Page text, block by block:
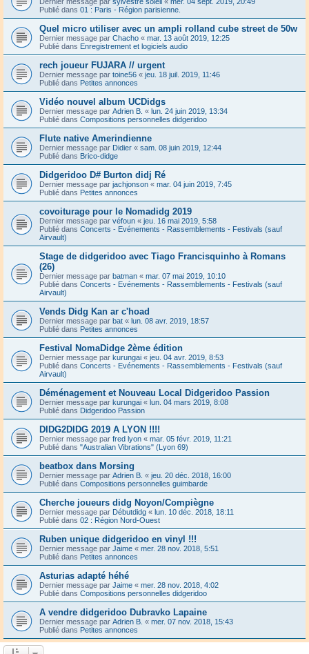
Publié dans 01 : Paris - Région parisienne.
Quel micro utiliser avec un ampli rolland cube street de 50w
Dernier message par Chacho « mar. 13 août 2019, 12:25
Publié dans Enregistrement et logiciels audio
rech joueur FUJARA // urgent
Dernier message par toine56 « jeu. 18 juil. 2019, 11:46
Publié dans Petites annonces
Vidéo nouvel album UCDidgs
Dernier message par Adrien B. « lun. 24 juin 2019, 13:34
Publié dans Compositions personnelles didgeridoo
Flute native Amerindienne
Dernier message par Didier « sam. 08 juin 2019, 12:44
Publié dans Brico-didge
Didgeridoo D# Burton didj Ré
Dernier message par jachjonson « mar. 04 juin 2019, 7:45
Publié dans Petites annonces
covoiturage pour le Nomadidg 2019
Dernier message par véfoun « jeu. 16 mai 2019, 5:58
Publié dans Concerts - Evénements - Rassemblements - Festivals (sauf
Airvault)
Stage de didgeridoo avec Tiago Francisquinho à Romans
(26)
Dernier message par batman « mar. 07 mai 2019, 10:10
Publié dans Concerts - Evénements - Rassemblements - Festivals (sauf
Airvault)
Vends Didg Kan ar c'hoad
Dernier message par bat « lun. 08 avr. 2019, 18:57
Publié dans Petites annonces
Festival NomaDidge 2ème édition
Dernier message par kurungai « jeu. 04 avr. 2019, 8:53
Publié dans Concerts - Evénements - Rassemblements - Festivals (sauf
Airvault)
Déménagement et Nouveau Local Didgeridoo Passion
Dernier message par kurungai « lun. 04 mars 2019, 8:08
Publié dans Didgeridoo Passion
DIDG2DIDG 2019 A LYON !!!!
Dernier message par fred lyon « mar. 05 févr. 2019, 11:21
Publié dans "Australian Vibrations" (Lyon 69)
beatbox dans Morsing
Dernier message par Adrien B. « jeu. 20 déc. 2018, 16:00
Publié dans Compositions personnelles guimbarde
Cherche joueurs didg Noyon/Compiègne
Dernier message par Débutdidg « lun. 10 déc. 2018, 18:11
Publié dans 02 : Région Nord-Ouest
Ruben unique didgeridoo en vinyl !!!
Dernier message par Jaime « mer. 28 nov. 2018, 5:51
Publié dans Petites annonces
Asturias adapté héhé
Dernier message par Jaime « mer. 28 nov. 2018, 4:02
Publié dans Compositions personnelles didgeridoo
A vendre didgeridoo Dubravko Lapaine
Dernier message par Adrien B. « mer. 07 nov. 2018, 15:43
Publié dans Petites annonces